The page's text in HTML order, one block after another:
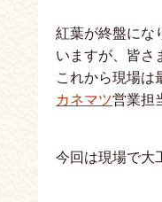
紅葉が終盤にな
いますが、皆さ
これから現場は
カネマツ営業担
今回は現場で大